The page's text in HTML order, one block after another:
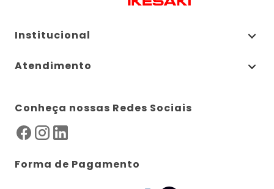
Institucional
Atendimento
Conheça nossas Redes Sociais
Forma de Pagamento